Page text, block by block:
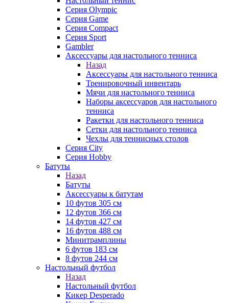
Серия Olympic
Серия Game
Серия Compact
Серия Sport
Gambler
Аксессуары для настольного тенниса
Назад
Аксессуары для настольного тенниса
Тренировочный инвентарь
Мячи для настольного тенниса
Наборы аксессуаров для настольного
тенниса
Ракетки для настольного тенниса
Сетки для настольного тенниса
Чехлы для теннисных столов
Серия City
Серия Hobby
Батуты
Назад
Батуты
Аксессуары к батутам
10 футов 305 см
12 футов 366 см
14 футов 427 см
16 футов 488 см
Минитрамплины
6 футов 183 см
8 футов 244 см
Настольный футбол
Назад
Настольный футбол
Кикер Desperado